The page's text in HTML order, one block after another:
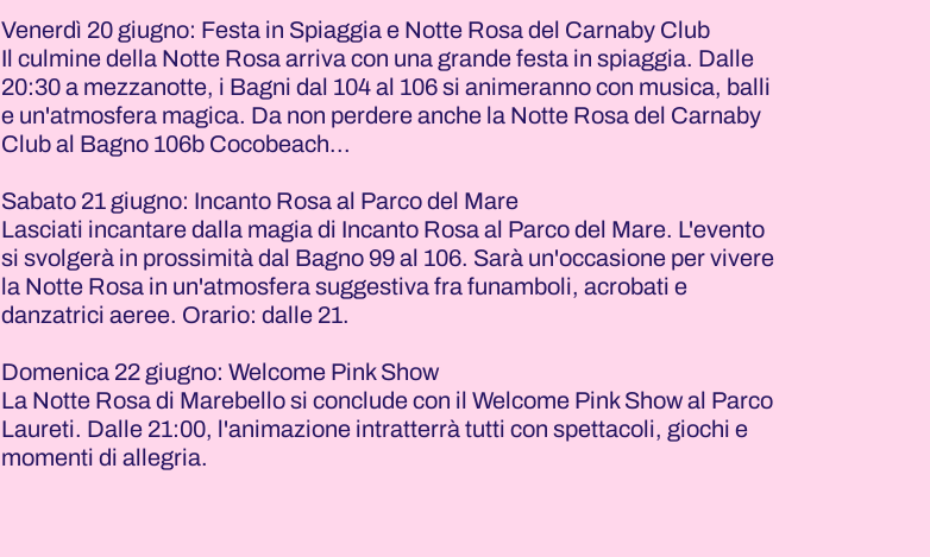
Venerdì 20 giugno: Festa in Spiaggia e Notte Rosa del Carnaby Club
Il culmine della Notte Rosa arriva con una grande festa in spiaggia. Dalle
20:30 a mezzanotte, i Bagni dal 104 al 106 si animeranno con musica, balli
e un'atmosfera magica. Da non perdere anche la Notte Rosa del Carnaby
Club al Bagno 106b Cocobeach...
Sabato 21 giugno: Incanto Rosa al Parco del Mare
Lasciati incantare dalla magia di Incanto Rosa al Parco del Mare. L'evento
si svolgerà in prossimità dal Bagno 99 al 106. Sarà un'occasione per vivere
la Notte Rosa in un'atmosfera suggestiva fra funamboli, acrobati e
danzatrici aeree. Orario: dalle 21.
Domenica 22 giugno: Welcome Pink Show
La Notte Rosa di Marebello si conclude con il Welcome Pink Show al Parco
Laureti. Dalle 21:00, l'animazione intratterrà tutti con spettacoli, giochi e
momenti di allegria.